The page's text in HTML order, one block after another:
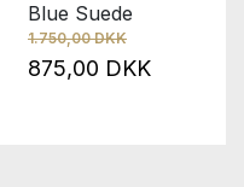
Blue Suede
1.750,00 DKK
875,00 DKK